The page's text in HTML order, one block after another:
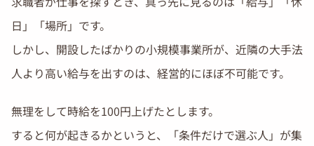
日」「場所」です。
しかし、開設したばかりの小規模事業所が、近隣の大手法
人より高い給与を出すのは、経営的にほぼ不可能です。
無理をして時給を100円上げたとします。
すると何が起きるかというと、「条件だけで選ぶ人」が集